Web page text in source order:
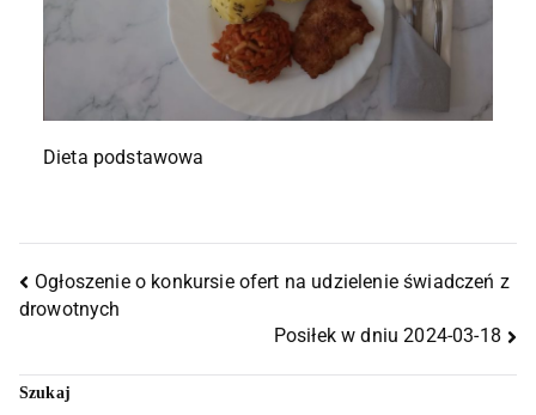
Dieta podstawowa
Ogłoszenie o konkursie ofert na udzielenie świadczeń z
drowotnych
Posiłek w dniu 2024-03-18
Szukaj